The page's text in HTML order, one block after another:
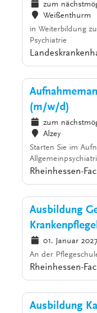
zum
Weißenthurm
in Weiterbildung
Psychiatrie
(m/w/d)
zum
Alzey
Starten Sie im
Rheinhessen-
Ausbildung
01. Januar 2027
An der
Rheinhessen-
Ausbildung